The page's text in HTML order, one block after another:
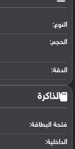
النوع:
الحجم:
الدقة:
الذاكرة
فتحة البطاقة:
الداخلية: